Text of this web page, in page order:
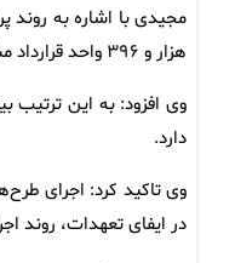
هزار و ۳۹۶ واحد قرارداد مشارکت مدنی منعقد و تسهیلات بانکی آن‌ها نهایی شده است.
دارد.
وی تاکید کرد: اجرای
در ایفای تعهدات، روند